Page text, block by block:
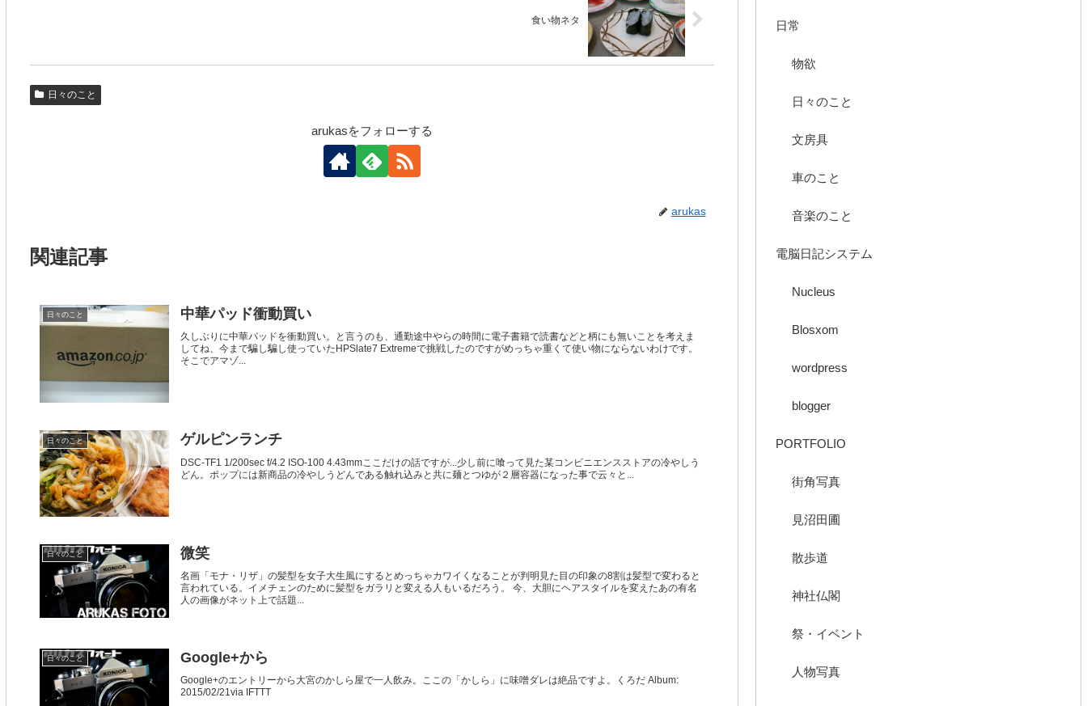
食い物ネタ
日々のこと
arukasをフォローする
arukas
関連記事
日々のこと 中華パッド衝動買い
久しぶりに中華パッドを衝動買い。と言うのも、通勤途中やらの時間に電子書籍で読書などと柄にも無いことを考えま
してね、今まで騙し騙し使っていたHPSlate7 Extremeで挑戦したのですがめっちゃ重くて使い物にならないわけです。
そこでアマゾ...
日々のこと ゲルピンランチ
DSC-TF1 1/200sec f/4.2 ISO-100 4.43mmここだけの話ですが...少し前に喰って見た某コンビニエンスストアの冷やしう
どん。ポップには新商品の冷やしうどんである触れ込みと共に麺とつゆが２層容器になった事で云々と...
日々のこと 微笑
名画「モナ・リザ」の髪型を女子大生風にするとめっちゃカワイくなることが判明見た目の印象の8割は髪型で変わると
言われている。イメチェンのために髪型をガラリと変える人もいるだろう。 今、大胆にヘアスタイルを変えたあの有名
人の画像がネット上で話題...
日々のこと Google+から
Google+のエントリーから大宮のかしら屋で一人飲み。ここの「かしら」に味噌ダレは絶品ですよ。くろだ Album:
2015/02/21via IFTTT
日常
物欲
日々のこと
文房具
車のこと
音楽のこと
電脳日記システム
Nucleus
Blosxom
wordpress
blogger
PORTFOLIO
街角写真
見沼田圃
散歩道
神社仏閣
祭・イベント
人物写真